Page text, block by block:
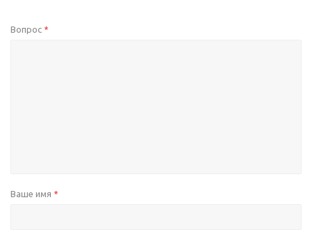
Вопрос *
Ваше имя *